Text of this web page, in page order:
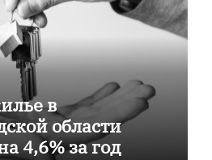
в
области
4,6% за год